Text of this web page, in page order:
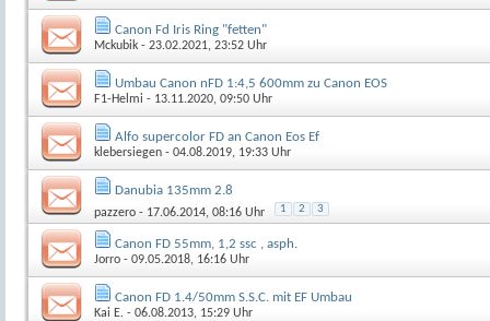
Canon Fd Iris Ring "fetten"
Mckubik - 23.02.2021, 23:52 Uhr
Umbau Canon nFD 1:4,5 600mm zu Canon EOS
F1-Helmi - 13.11.2020, 09:50 Uhr
Alfo supercolor FD an Canon Eos Ef
klebersiegen - 04.08.2019, 19:33 Uhr
Danubia 135mm 2.8
pazzero - 17.06.2014, 08:16 Uhr 1 2 3
Canon FD 55mm, 1,2 ssc , asph.
Jorro - 09.05.2018, 16:16 Uhr
Canon FD 1.4/50mm S.S.C. mit EF Umbau
Kai E. - 06.08.2013, 15:29 Uhr